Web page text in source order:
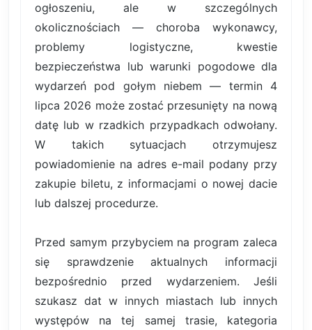
ogłoszeniu, ale w szczególnych
okolicznościach — choroba wykonawcy,
problemy logistyczne, kwestie
bezpieczeństwa lub warunki pogodowe dla
wydarzeń pod gołym niebem — termin 4
lipca 2026 może zostać przesunięty na nową
datę lub w rzadkich przypadkach odwołany.
W takich sytuacjach otrzymujesz
powiadomienie na adres e-mail podany przy
zakupie biletu, z informacjami o nowej dacie
lub dalszej procedurze.
Przed samym przybyciem na program zaleca
się sprawdzenie aktualnych informacji
bezpośrednio przed wydarzeniem. Jeśli
szukasz dat w innych miastach lub innych
występów na tej samej trasie, kategoria